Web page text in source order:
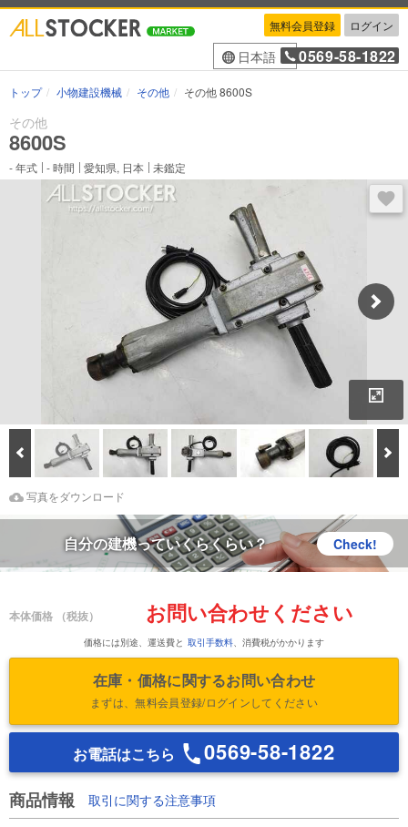
無料会員登録 ログイン
日本語 0569-58-1822
トップ 小物建設機械 その他 その他 8600S
その他
8600S
-年式 -時間 愛知県, 日本 未鑑定
ロ
Prev 次
Download Images
写真をダウンロード
自分の建機っていくらくらい？ Check!
本体価格 （税抜） お問い合わせください
価格には別途、運送費と 取引手数料、消費税がかかります
在庫・価格に関するお問い合わせ
まずは、無料会員登録/ログインしてください
お電話はこちら 0569-58-1822
商品情報 取引に関する注意事項